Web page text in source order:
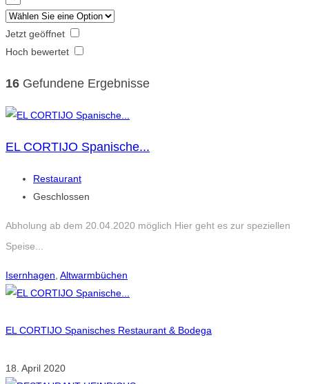
Jetzt geöffnet
Hoch bewertet
16 Gefundene Ergebnisse
EL CORTIJO Spanische...
Restaurant
Geschlossen
Abholung ab dem 20.04.2020 möglich Hier geht es zur speziellen
Speise...
Isernhagen Altwarmbüchen
EL CORTIJO Spanisches Restaurant & Bodega
18. April 2020